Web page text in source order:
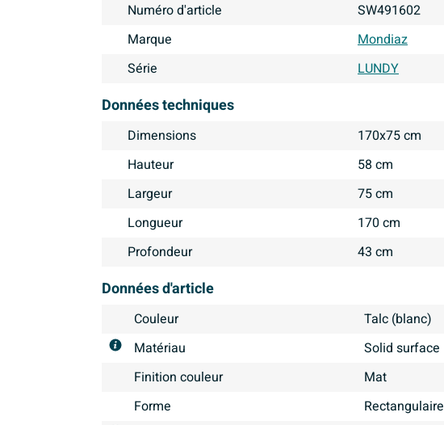
Numéro d'article
SW491602
Marque
Mondiaz
Série
LUNDY
Données techniques
Dimensions
170x75 cm
Hauteur
58 cm
Largeur
75 cm
Longueur
170 cm
Profondeur
43 cm
Données d'article
Couleur
Talc (blanc)
Matériau
Solid surface
Finition couleur
mat
Forme
Rectangulaire